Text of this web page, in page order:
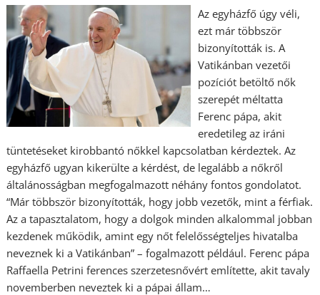
Az egyházfő úgy véli,
ezt már többször
bizonyították is. A
Vatikánban vezetői
pozíciót betöltő nők
szerepét méltatta
Ferenc pápa, akit
eredetileg az iráni
tüntetéseket kirobbantó nőkkel kapcsolatban kérdeztek. Az
egyházfő ugyan kikerülte a kérdést, de legalább a nőkről
általánosságban megfogalmazott néhány fontos gondolatot.
“Már többször bizonyították, hogy jobb vezetők, mint a férfiak.
Az a tapasztalatom, hogy a dolgok minden alkalommal jobban
kezdenek működik, amint egy nőt felelősségteljes hivatalba
neveznek ki a Vatikánban” – fogalmazott például. Ferenc pápa
Raffaella Petrini ferences szerzetesnővért említette, akit tavaly
novemberben neveztek ki a pápai állam…